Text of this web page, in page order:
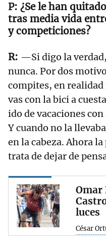
¿Se le han
tras media vida
y competiciones?
—Si digo la
nunca. Por dos
compites, en realidad
vas con la bici a
ido de vacaciones
Y cuando no la
en la cabeza. Ahora
trata de dejar de
Omar
luces
César